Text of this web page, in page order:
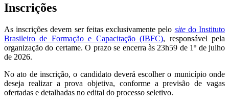
Inscrições
As inscrições devem ser feitas exclusivamente pelo sitedo Instituto
Brasileiro de Formação e Capacitação (IBFC), responsável pela
organização do certame. O prazo se encerra às 23h59 de 1º de julho
de 2026.
No ato de inscrição, o candidato deverá escolher o município onde
deseja realizar a prova objetiva, conforme a previsão de vagas
ofertadas e detalhadas no edital do processo seletivo.